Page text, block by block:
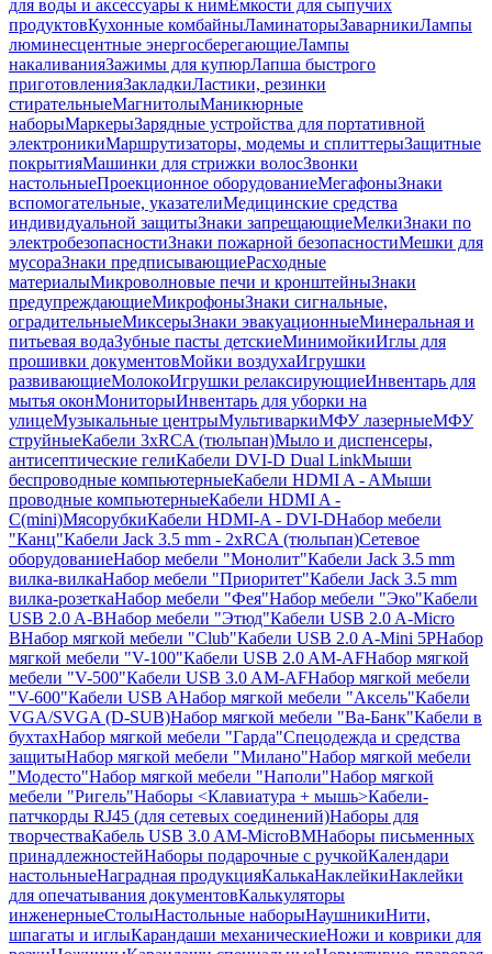
для воды и аксессуары к нимЕмкости для сыпучих
продуктовКухонные комбайныЛаминаторыЗаварникиЛампы
люминесцентные энергосберегающиеЛампы
накаливанияЗажимы для купюрЛапша быстрого
приготовленияЗакладкиЛастики, резинки
стирательныеМагнитолыМаникюрные
наборыМаркерыЗарядные устройства для портативной
электроникиМаршрутизаторы, модемы и сплиттерыЗащитные
покрытияМашинки для стрижки волосЗвонки
настольныеПроекционное оборудованиеМегафоныЗнаки
вспомогательные, указателиМедицинские средства
индивидуальной защитыЗнаки запрещающиеМелкиЗнаки по
электробезопасностиЗнаки пожарной безопасностиМешки для
мусораЗнаки предписывающиеРасходные
материалыМикроволновые печи и кронштейныЗнаки
предупреждающиеМикрофоныЗнаки сигнальные,
оградительныеМиксерыЗнаки эвакуационныеМинеральная и
питьевая водаЗубные пасты детскиеМинимойкиИглы для
прошивки документовМойки воздухаИгрушки
развивающиеМолокоИгрушки релаксирующиеИнвентарь для
мытья оконМониторыИнвентарь для уборки на
улицеМузыкальные центрыМультиваркиМФУ лазерныеМФУ
струйныеКабели 3xRCA (тюльпан)Мыло и диспенсеры,
антисептические гелиКабели DVI-D Dual LinkМыши
беспроводные компьютерныеКабели HDMI A - AМыши
проводные компьютерныеКабели HDMI A -
C(mini)МясорубкиКабели HDMI-A - DVI-DНабор мебели
"Канц"Кабели Jack 3.5 mm - 2xRCA (тюльпан)Сетевое
оборудованиеНабор мебели "Монолит"Кабели Jack 3.5 mm
вилка-вилкаНабор мебели "Приоритет"Кабели Jack 3.5 mm
вилка-розеткаНабор мебели "Фея"Набор мебели "Эко"Кабели
USB 2.0 A-BНабор мебели "Этюд"Кабели USB 2.0 A-Micro
BНабор мягкой мебели "Club"Кабели USB 2.0 A-Mini 5PНабор
мягкой мебели "V-100"Кабели USB 2.0 AM-AFНабор мягкой
мебели "V-500"Кабели USB 3.0 AM-AFНабор мягкой мебели
"V-600"Кабели USB AНабор мягкой мебели "Аксель"Кабели
VGA/SVGA (D-SUB)Набор мягкой мебели "Ва-Банк"Кабели в
бухтахНабор мягкой мебели "Гарда"Спецодежда и средства
защитыНабор мягкой мебели "Милано"Набор мягкой мебели
"Модесто"Набор мягкой мебели "Наполи"Набор мягкой
мебели "Ригель"Наборы <Клавиатура + мышь>Кабели-
патчкорды RJ45 (для сетевых соединений)Наборы для
творчестваКабель USB 3.0 AM-MicroBMНаборы письменных
принадлежностейНаборы подарочные с ручкойКалендари
настольныеНаградная продукцияКалькаНаклейкиНаклейки
для опечатывания документовКалькуляторы
инженерныеСтолыНастольные наборыНаушникиНити,
шпагаты и иглыКарандаши механическиеНожи и коврики для